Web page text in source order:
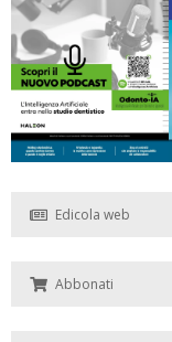
Edicola web
Abbonati